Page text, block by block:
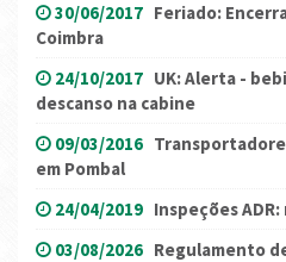
30/06/2017 Feriado:
Coimbra
24/10/2017 UK: Alerta -
descanso na cabine
09/03/2016
em Pombal
24/04/2019 Inspeções
03/08/2026 Regulamento